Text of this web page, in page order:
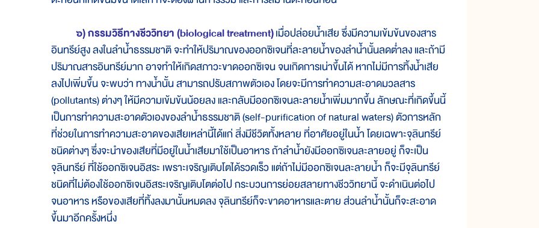
๖) กรรมวิธีทางชีววิทยา (biological treatment)เมื่อปล่อยน้ำเสีย ซึ่งมีความเข้มข้นของสาร
อินทรีย์สูง ลงในลำน้ำธรรมชาติ จะทำให้ปริมาณของออกซิเจนที่ละลายน้ำของลำน้ำนั้นลดต่ำลง และถ้ามี
ปริมาณสารอินทรีย์มาก อาจทำให้เกิดสภาวะขาดออกซิเจน จนเกิดการเน่าขึ้นได้ หากไม่มีการทิ้งน้ำเสีย
ลงไปเพิ่มขึ้น จะพบว่า ทางน้ำนั้น สามารถปรับสภาพตัวเอง โดยจะมีการทำความสะอาดมวลสาร
(pollutants) ต่างๆ ให้มีความเข้มข้นน้อยลง และกลับมีออกซิเจนละลายน้ำเพิ่มมากขึ้น ลักษณะที่เกิดขึ้นนี้
เป็นการทำความสะอาดตัวเองของลำน้ำธรรมชาติ (self-purification of natural waters) ตัวการหลัก
ที่ช่วยในการทำความสะอาดของเสียเหล่านี้ได้แก่ สิ่งมีชีวิตทั้งหลาย ที่อาศัยอยู่ในน้ำ โดยเฉพาะจุลินทรีย์
ชนิดต่างๆ ซึ่งจะนำของเสียที่มีอยู่ในน้ำเสียมาใช้เป็นอาหาร ถ้าลำน้ำยังมีออกซิเจนละลายอยู่ ก็จะเป็น
จุลินทรีย์ ที่ใช้ออกซิเจนอิสระ เพราะเจริญเติบโตได้รวดเร็ว แต่ถ้าไม่มีออกซิเจนละลายน้ำ ก็จะมีจุลินทรีย์
ชนิดที่ไม่ต้องใช้ออกซิเจนอิสระเจริญเติบโตต่อไป กระบวนการย่อยสลายทางชีววิทยานี้ จะดำเนินต่อไป
จนอาหาร หรือของเสียที่ทิ้งลงมานั้นหมดลง จุลินทรีย์ก็จะขาดอาหารและตาย ส่วนลำน้ำนั้นก็จะสะอาด
ขึ้นมาอีกครั้งหนึ่ง